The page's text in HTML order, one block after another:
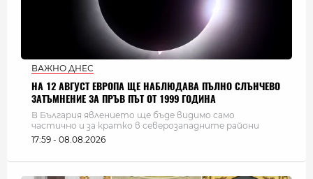
ВАЖНО ДНЕС
НА 12 АВГУСТ ЕВРОПА ЩЕ НАБЛЮДАВА ПЪЛНО СЛЪНЧЕВО
ЗАТЪМНЕНИЕ ЗА ПРЪВ ПЪТ ОТ 1999 ГОДИНА
В България явлението ще бъде видимо само
частично и за кратко в северозападните райони
17:59 - 08.08.2026